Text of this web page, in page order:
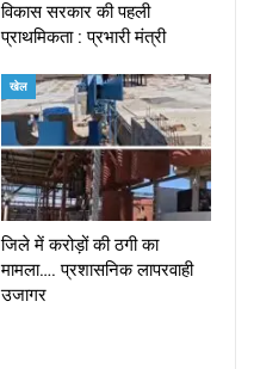
विकास सरकार की पहली
प्राथमिकता : प्रभारी मंत्री
खेल
जिले में करोड़ों की ठगी का
मामला…. प्रशासनिक लापरवाही
उजागर